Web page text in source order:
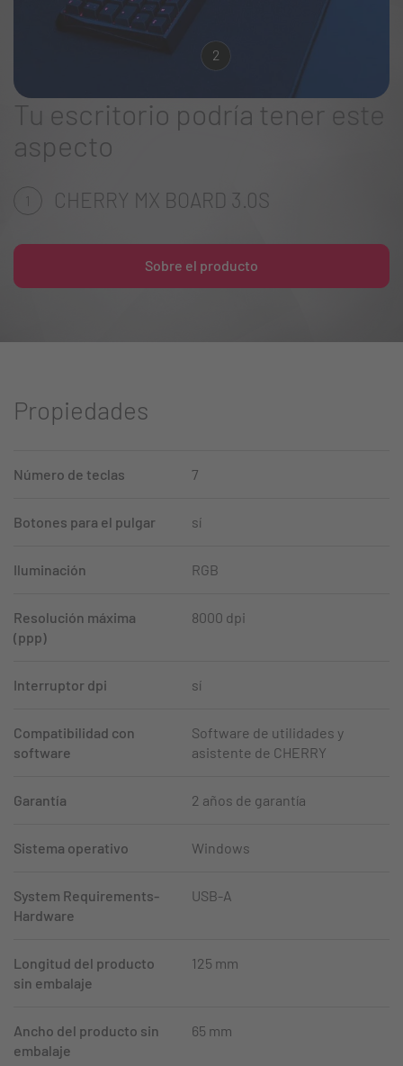
2
Tu escritorio podría tener este
aspecto
1 CHERRY MX BOARD 3.0S
Sobre el producto
Propiedades
Número de teclas 7
Botones para el pulgar sí
Iluminación RGB
Resolución máxima
(ppp)
8000 dpi
Interruptor dpi sí
Compatibilidad con
software
Software de utilidades y
asistente de CHERRY
Garantía 2 años de garantía
Sistema operativo Windows
System Requirements-
Hardware
USB-A
Longitud del producto
sin embalaje
125 mm
Ancho del producto sin
embalaje
65 mm